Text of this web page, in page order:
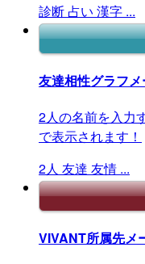
診断 占い 漢字 ...
友達相性グラフ
2人の名前を入力
で表示されます！
2人 友達 友情 ...
VIVANT所属先メ